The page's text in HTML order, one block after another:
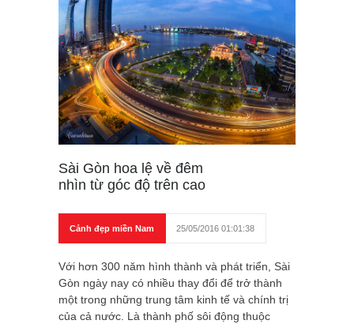
Sài Gòn hoa lệ về đêm
nhìn từ góc độ trên cao
Cảnh đẹp miền Nam 25/05/2016 01:01:38
Với hơn 300 năm hình thành và phát triển, Sài
Gòn ngày nay có nhiều thay đổi để trở thành
một trong những trung tâm kinh tế và chính trị
của cả nước. Là thành phố sôi động thuộc